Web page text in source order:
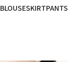
BLOUSESKIRTPANTS